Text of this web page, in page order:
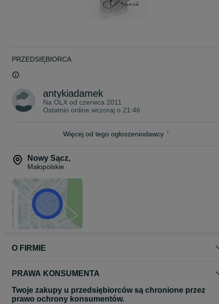
PRZEDSIĘBIORCA
antykiadamek
Na OLX od czerwca 2011
Ostatnio online wczoraj o 21:46
Więcej od tego ogłoszeniodawcy
Nowy Sącz,
Małopolskie
O FIRMIE
PRAWA KONSUMENTA
Twoje zakupy u przedsiębiorców są chronione przez
prawo ochrony konsumentów.